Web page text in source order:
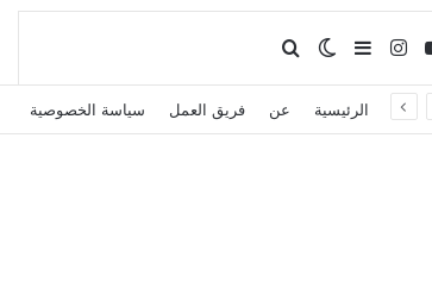
يوتيوبانستقرامإضافة عمود جانبي
الوضع المظلم
بحث عن
الرئيسية عن فريق العمل سياسة الخصوصية